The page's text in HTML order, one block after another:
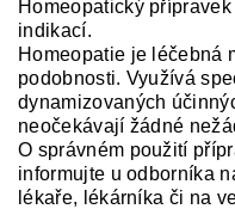
Homeopatický
indikací.
Homeopatie je léčebná
podobnosti. Využívá
dynamizovaných
neočekávají žádné
O správném použití
informujte u odborníka
lékaře, lékárníka či na